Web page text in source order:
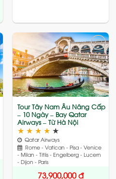
Add
to
wishlist
Tour Tây Nam Âu Nâng Cấp
– 10 Ngày – Bay Qatar
Airways – Từ Hà Nội
★ ★ ★ ★ ★
Qatar Airways
Rome - Vatican - Pisa - Venice
- Milan - Titlis - Engelberg - Lucern
- Dijon - Paris
73,900,000đ